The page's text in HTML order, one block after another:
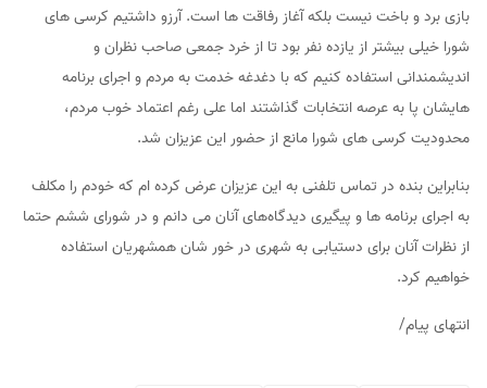
بازی برد و باخت نیست بلکه آغاز رفاقت ها است. آرزو داشتیم کرسی های
شورا خیلی بیشتر از یازده نفر بود تا از خرد جمعی صاحب نظران و
اندیشمندانی استفاده کنیم که با دغدغه خدمت به مردم و اجرای برنامه
هایشان پا به عرصه انتخابات گذاشتند اما علی رغم اعتماد خوب مردم،
محدودیت کرسی های شورا مانع از حضور این عزیزان شد.
بنابراین بنده در تماس تلفنی به این عزیزان عرض کرده ام که خودم را مکلف
به اجرای برنامه ها و پیگیری دیدگاه‌های آنان می دانم و در شورای ششم حتما
از نظرات آنان برای دستیابی به شهری در خور شان همشهریان استفاده
خواهیم کرد.
انتهای پیام/